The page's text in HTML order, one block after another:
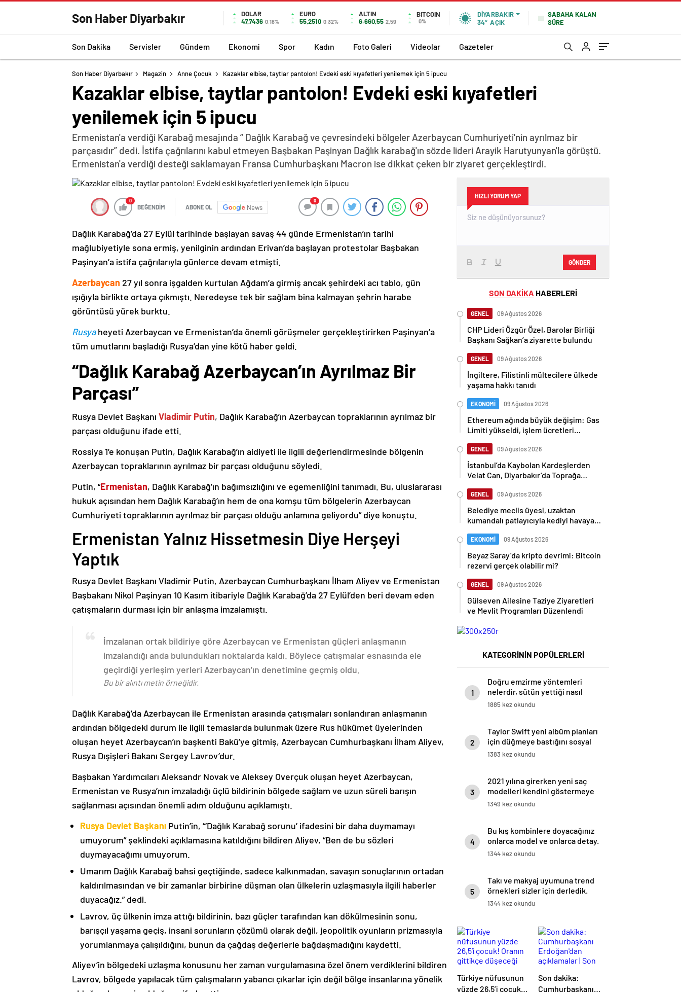
Son Haber Diyarbakır
DOLAR
47,7436 0.18%
EURO
55,2510 0.32%
ALTIN
6.660,55 2,59
BITCOIN
0%
DIYARBAKIR
34° AÇIK
SABAHA KALAN
SÜRE
Son Dakika Servisler Gündem Ekonomi Spor Kadın Foto Galeri Videolar Gazeteler
Son Haber Diyarbakır Magazin Anne Çocuk Kazaklar elbise, taytlar pantolon! Evdeki eski kıyafetleri yenilemek için 5 ipucu
Kazaklar elbise, taytlar pantolon! Evdeki eski kıyafetleri
yenilemek için 5 ipucu
Ermenistan'a verdiği Karabağ mesajında “ Dağlık Karabağ ve çevresindeki bölgeler Azerbaycan Cumhuriyeti'nin ayrılmaz bir
parçasıdır” dedi. İstifa çağrılarını kabul etmeyen Başbakan Paşinyan Dağlık karabağ'ın sözde lideri Arayik Harutyunyan'la görüştü.
Ermenistan'a verdiği desteği saklamayan Fransa Cumhurbaşkanı Macron ise dikkat çeken bir ziyaret gerçekleştirdi.
0
BEĞENDİM ABONE OL News
0
Dağlık Karabağ’da 27 Eylül tarihinde başlayan savaş 44 günde Ermenistan’ın tarihi
mağlubiyetiyle sona ermiş, yenilginin ardından Erivan’da başlayan protestolar Başbakan
Paşinyan’a istifa çağrılarıyla günlerce devam etmişti.
Azerbaycan 27 yıl sonra işgalden kurtulan Ağdam’a girmiş ancak şehirdeki acı tablo, gün
ışığıyla birlikte ortaya çıkmıştı. Neredeyse tek bir sağlam bina kalmayan şehrin harabe
görüntüsü yürek burktu.
Rusyaheyeti Azerbaycan ve Ermenistan’da önemli görüşmeler gerçekleştirirken Paşinyan’a
tüm umutlarını başladığı Rusya’dan yine kötü haber geldi.
“Dağlık Karabağ Azerbaycan’ın Ayrılmaz Bir
Parçası”
Rusya Devlet Başkanı Vladimir Putin, Dağlık Karabağ’ın Azerbaycan topraklarının ayrılmaz bir
parçası olduğunu ifade etti.
Rossiya 1’e konuşan Putin, Dağlık Karabağ’ın aidiyeti ile ilgili değerlendirmesinde bölgenin
Azerbaycan topraklarının ayrılmaz bir parçası olduğunu söyledi.
Putin, “Ermenistan, Dağlık Karabağ’ın bağımsızlığını ve egemenliğini tanımadı. Bu, uluslararası
hukuk açısından hem Dağlık Karabağ’ın hem de ona komşu tüm bölgelerin Azerbaycan
Cumhuriyeti topraklarının ayrılmaz bir parçası olduğu anlamına geliyordu” diye konuştu.
Ermenistan Yalnız Hissetmesin Diye Herşeyi
Yaptık
Rusya Devlet Başkanı Vladimir Putin, Azerbaycan Cumhurbaşkanı İlham Aliyev ve Ermenistan
Başbakanı Nikol Paşinyan 10 Kasım itibariyle Dağlık Karabağ’da 27 Eylül’den beri devam eden
çatışmaların durması için bir anlaşma imzalamıştı.
İmzalanan ortak bildiriye göre Azerbaycan ve Ermenistan güçleri anlaşmanın
imzalandığı anda bulundukları noktalarda kaldı. Böylece çatışmalar esnasında ele
geçirdiği yerleşim yerleri Azerbaycan’ın denetimine geçmiş oldu.
Bu bir alıntı metin örneğidir.
Dağlık Karabağ’da Azerbaycan ile Ermenistan arasında çatışmaları sonlandıran anlaşmanın
ardından bölgedeki durum ile ilgili temaslarda bulunmak üzere Rus hükümet üyelerinden
oluşan heyet Azerbaycan’ın başkenti Bakü’ye gitmiş, Azerbaycan Cumhurbaşkanı İlham Aliyev,
Rusya Dışişleri Bakanı Sergey Lavrov’dur.
Başbakan Yardımcıları Aleksandr Novak ve Aleksey Overçuk oluşan heyet Azerbaycan,
Ermenistan ve Rusya’nın imzaladığı üçlü bildirinin bölgede sağlam ve uzun süreli barışın
sağlanması açısından önemli adım olduğunu açıklamıştı.
Rusya Devlet Başkanı Putin’in, “‘Dağlık Karabağ sorunu’ ifadesini bir daha duymamayı
umuyorum” şeklindeki açıklamasına katıldığını bildiren Aliyev, “Ben de bu sözleri
duymayacağımı umuyorum.
Umarım Dağlık Karabağ bahsi geçtiğinde, sadece kalkınmadan, savaşın sonuçlarının ortadan
kaldırılmasından ve bir zamanlar birbirine düşman olan ülkelerin uzlaşmasıyla ilgili haberler
duyacağız.” dedi.
Lavrov, üç ülkenin imza attığı bildirinin, bazı güçler tarafından kan dökülmesinin sonu,
barışçıl yaşama geçiş, insani sorunların çözümü olarak değil, jeopolitik oyunların prizmasıyla
yorumlanmaya çalışıldığını, bunun da çağdaş değerlerle bağdaşmadığını kaydetti.
Aliyev’in bölgedeki uzlaşma konusunu her zaman vurgulamasına özel önem verdiklerini bildiren
Lavrov, bölgede yapılacak tüm çalışmaların yabancı çıkarlar için değil bölge insanlarına yönelik
HIZLI YORUM YAP
GÖNDER
SON DAKİKA HABERLERİ
GENEL 09 Ağustos 2026
CHP Lideri Özgür Özel, Barolar Birliği
Başkanı Sağkan’a ziyarette bulundu
GENEL 09 Ağustos 2026
İngiltere, Filistinli mültecilere ülkede
yaşama hakkı tanıdı
EKONOMİ 09 Ağustos 2026
Ethereum ağında büyük değişim: Gas
Limiti yükseldi, işlem ücretleri
GENEL 09 Ağustos 2026
İstanbul’da Kaybolan Kardeşlerden
Velat Can, Diyarbakır’da Toprağa
GENEL 09 Ağustos 2026
Belediye meclis üyesi, uzaktan
kumandalı patlayıcıyla kediyi havaya
EKONOMİ 09 Ağustos 2026
Beyaz Saray’da kripto devrimi: Bitcoin
rezervi gerçek olabilir mi?
GENEL 09 Ağustos 2026
Gülseven Ailesine Taziye Ziyaretleri
ve Mevlit Programları Düzenlendi
KATEGORİNİN POPÜLERLERİ
1
Doğru emzirme yöntemleri
nelerdir, sütün yettiği nasıl
anlaşılır?
1885 kez okundu
2
Taylor Swift yeni albüm planları
için düğmeye bastığını sosyal
medyadan duyurdu!
1383 kez okundu
3
2021 yılına girerken yeni saç
modelleri kendini göstermeye
başladı.
1349 kez okundu
4
Bu kış kombinlere doyacağınız
onlarca model ve onlarca detay.
1344 kez okundu
5
Takı ve makyaj uyumuna trend
örnekleri sizler için derledik.
1344 kez okundu
Türkiye nüfusunun
yüzde 26,5’i çocuk!
Son dakika:
Cumhurbaşkanı